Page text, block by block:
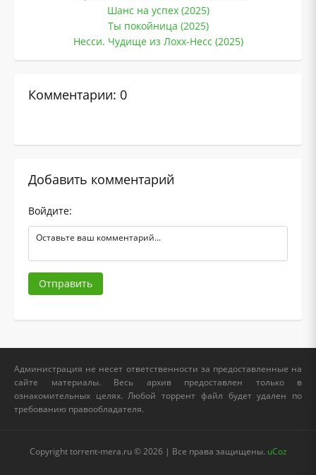
Шанс на успех (2025)
Ты покойница (2025)
Несси. Чудище из Лохх-Несс (2025)
Комментарии: 0
Добавить комментарий
Войдите:
Отправить
Администрация не несет ответственности за предоставленные на
сайте материалы. Весь архив предоставлен только в
ознакомительных целях. Любой торрент файл будет удален по
требованию правообладателя.
Copyright torrent-mera.ru © 2026 | Все права защищены. uCoz